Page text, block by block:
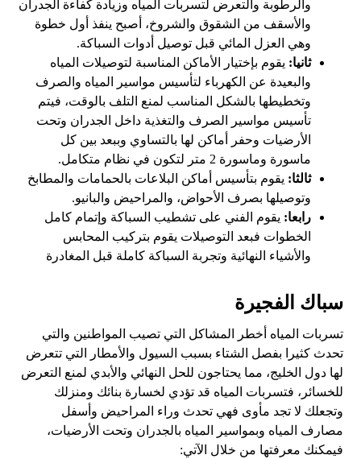
والرطوبة والتعرض لتسربات المياه وزيادة كفاءة الجدران
والأسقف من الشقوق والشروخ، أصبح ينفذ أول خطوة
وهي العزل المائي قبل توصيل أدوات السباكة.
ثانيا: يقوم بإختيار الأماكن المناسبة لتوصيلات المياه
والبعيدة عن الكهرباء لتأسيس مواسير المياه والصرف
وتخطيطها بالشكل المناسب لمنع التلف بالوقت، فيتم
تأسيس مواسير الصرف والتغذية داخل الجدران وتحت
الأرضيات وحفر أماكن لها بالتساوي وببعد بين كل
ماسورة وماسورة 2 متر لتكون في نظام متكامل.
ثالثا: يقوم بتأسيس أماكن البلاعات بالحمامات والمطابخ
وتوصيلها بصرف الأحواض، والمراحيض والبانيو.
رابعا: يقوم الفني على تشطيب السباكة وإتمام كامل
الخطوات فبعد التوصيلات يقوم بتركيب المحابس
والأشياء النهائية وتجربة السباكة كاملة قبل المغادرة
سباك الفجيرة
تسربات المياه أخطر المشاكل التي تصيب المواطنين والتي
تحدث كثيرا بفصل الشتاء بسبب السيول والأمطار التي تتعرض
لها دول الخليج، مما يحتاجون للحل النهائي والأبدي لمنع التعرض
للخسائر، فتسربات المياه قد تؤدي لخسارة بنائك ومنزلك
وتجعلك لا تجد مأوى فهي تحدث وراء المراحيض وأسفل
مصارف المياه وبمواسير المياه بالجدران وتحت الأرضيات،
فيمكنك معرفتها من خلال الآتي: